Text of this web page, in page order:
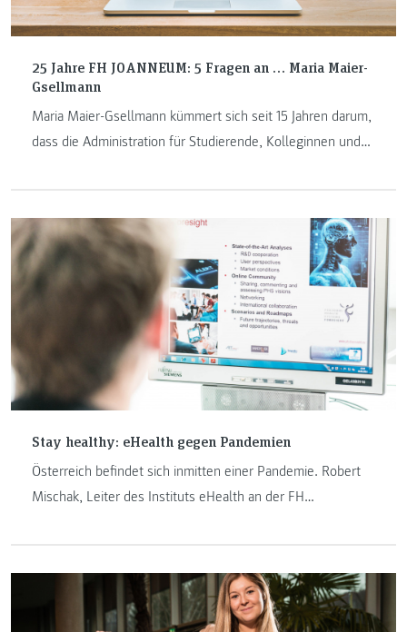
25 Jahre FH JOANNEUM: 5 Fragen an … Maria Maier-
Gsellmann
Maria Maier-Gsellmann kümmert sich seit 15 Jahren darum,
dass die Administration für Studierende, Kolleginnen und
Stay healthy: eHealth gegen Pandemien
Österreich befindet sich inmitten einer Pandemie. Robert
Mischak, Leiter des Instituts eHealth an der FH
wichtigsten Strategien gegen kommende Epidemien und
Pandemien.